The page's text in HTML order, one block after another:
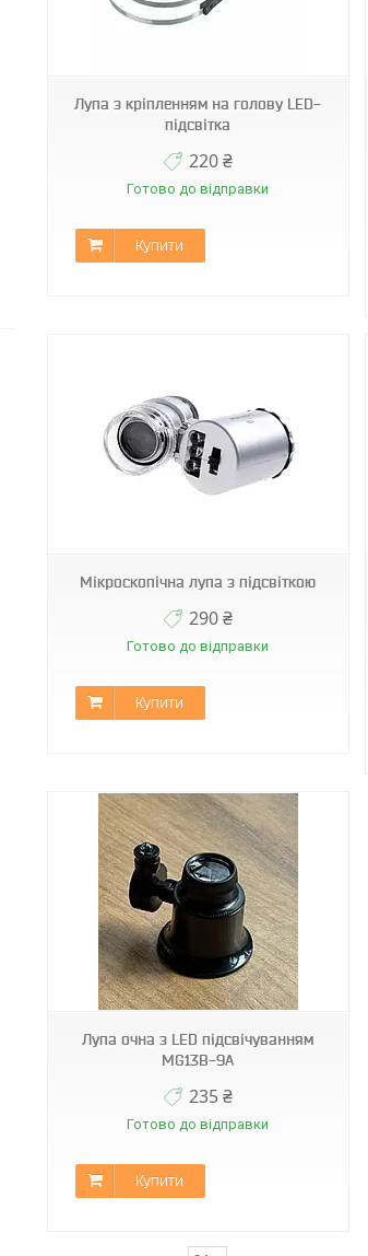
Лупа з кріпленням на голову LED-
підсвітка
220 ₴
Готово до відправки
Купити
Мікроскопічна лупа з підсвіткою
290 ₴
Готово до відправки
Купити
Лупа очна з LED підсвічуванням
MG13B-9A
235 ₴
Готово до відправки
Купити